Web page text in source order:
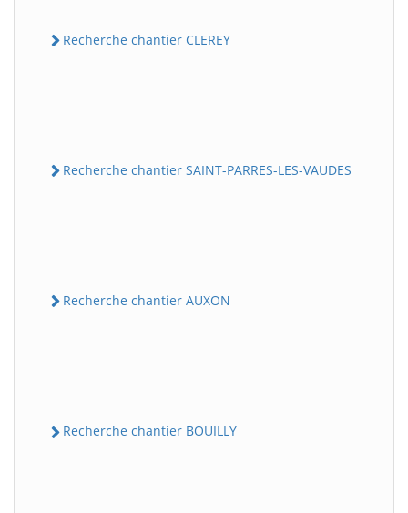
Recherche chantier CLEREY
Recherche chantier SAINT-PARRES-LES-VAUDES
Recherche chantier AUXON
Recherche chantier BOUILLY